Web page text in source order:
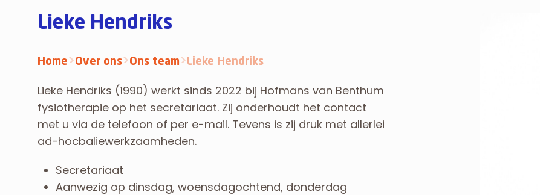
Lieke Hendriks
Home>Over ons>Ons team>Lieke Hendriks
Lieke Hendriks (1990) werkt sinds 2022 bij Hofmans van Benthum
fysiotherapie op het secretariaat. Zij onderhoudt het contact
met u via de telefoon of per e-mail. Tevens is zij druk met allerlei
ad-hocbaliewerkzaamheden.
Secretariaat
Aanwezig op dinsdag, woensdagochtend, donderdag